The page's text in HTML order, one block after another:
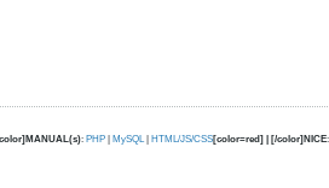
: PHP | MySQL | HTML/JS/CSS[color=red] | [/color]NICE: